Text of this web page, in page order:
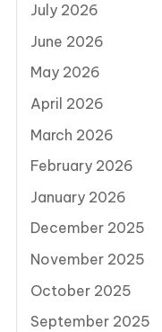
July 2026
June 2026
May 2026
April 2026
March 2026
February 2026
January 2026
December 2025
November 2025
October 2025
September 2025